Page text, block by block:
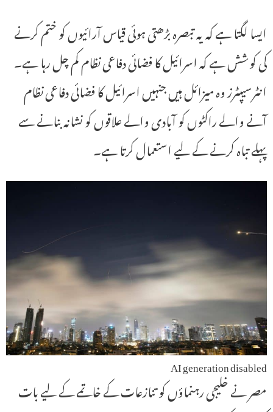
ایسا لگتا ہے کہ یہ تبصرہ بڑھتی ہوئی قیاس آرائیوں کو ختم کرنے
کی کوشش ہے کہ اسرائیل کا فضائی دفاعی نظام کم چل رہا ہے۔
انٹرسیپٹرز وہ میزائل ہیں جنہیں اسرائیل کا فضائی دفاعی نظام
آنے والے راکٹوں کو آبادی والے علاقوں کو نشانہ بنانے سے
پہلے تباہ کرنے کے لیے استعمال کرتا ہے۔
AI generation disabled
مصر نے خلیجی رہنماؤں کو تنازعات کے خاتمے کے لیے بات